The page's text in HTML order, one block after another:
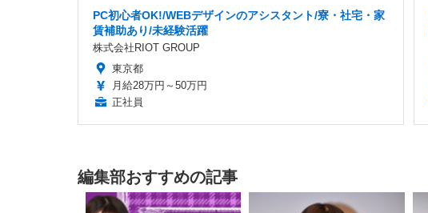
PC初心者OK!/WEBデザインのアシスタント/寮・社宅・家
賃補助あり/未経験活躍
株式会社RIOT GROUP
東京都
月給28万円～50万円
正社員
編集部おすすめの記事